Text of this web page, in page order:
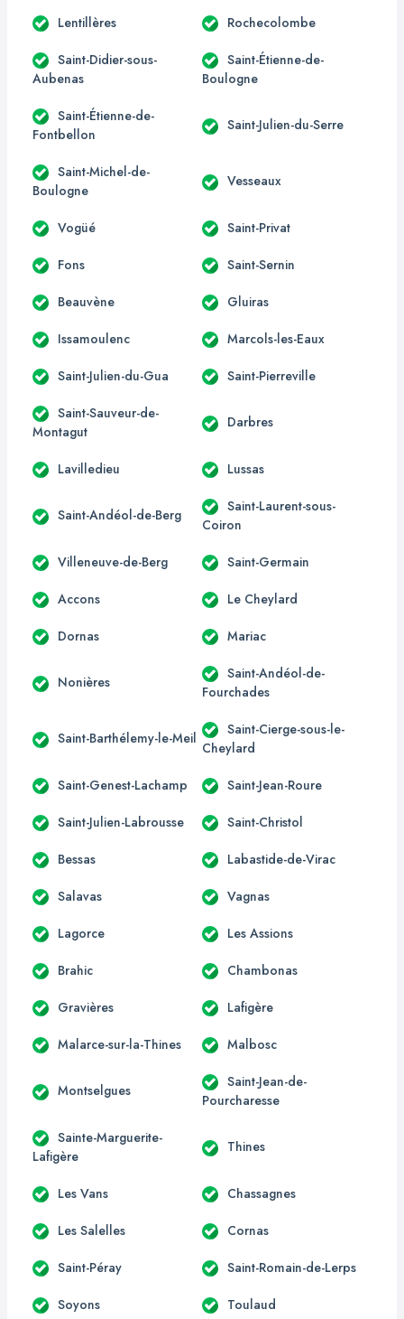
Lentillères Rochecolombe
Saint-Didier-sous-
Aubenas
Saint-Étienne-de-
Boulogne
Saint-Étienne-de-
Fontbellon
Saint-Julien-du-Serre
Saint-Michel-de-
Boulogne
Vesseaux
Vogüé Saint-Privat
Fons Saint-Sernin
Beauvène Gluiras
Issamoulenc Marcols-les-Eaux
Saint-Julien-du-Gua Saint-Pierreville
Saint-Sauveur-de-
Montagut
Darbres
Lavilledieu Lussas
Saint-Andéol-de-Berg
Saint-Laurent-sous-
Coiron
Villeneuve-de-Berg Saint-Germain
Accons Le Cheylard
Dornas Mariac
Nonières
Saint-Andéol-de-
Fourchades
Saint-Barthélemy-le-Meil
Saint-Cierge-sous-le-
Cheylard
Saint-Genest-Lachamp Saint-Jean-Roure
Saint-Julien-Labrousse Saint-Christol
Bessas Labastide-de-Virac
Salavas Vagnas
Lagorce Les Assions
Brahic Chambonas
Gravières Lafigère
Malarce-sur-la-Thines Malbosc
Montselgues
Saint-Jean-de-
Pourcharesse
Sainte-Marguerite-
Lafigère
Thines
Les Vans Chassagnes
Les Salelles Cornas
Saint-Péray Saint-Romain-de-Lerps
Soyons Toulaud